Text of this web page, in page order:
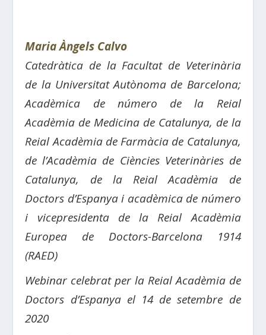
Maria Àngels Calvo
Catedràtica de la Facultat de Veterinària
de la Universitat Autònoma de Barcelona;
Acadèmica de número de la Reial
Acadèmia de Medicina de Catalunya, de la
Reial Acadèmia de Farmàcia de Catalunya,
de l’Acadèmia de Ciències Veterinàries de
Catalunya, de la Reial Acadèmia de
Doctors d’Espanya i acadèmica de número
i vicepresidenta de la Reial Acadèmia
Europea de Doctors-Barcelona 1914
(RAED)
Webinar celebrat per la Reial Acadèmia de
Doctors d’Espanya el 14 de setembre de
2020